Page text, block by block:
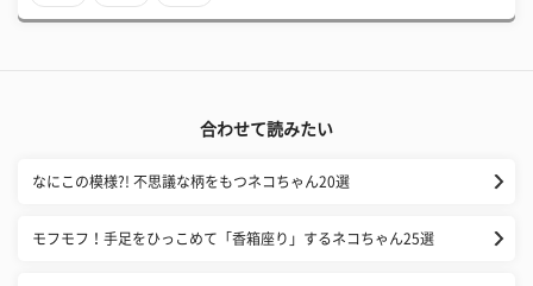
合わせて読みたい
なにこの模様?! 不思議な柄をもつネコちゃん20選
モフモフ！手足をひっこめて「香箱座り」するネコちゃん25選